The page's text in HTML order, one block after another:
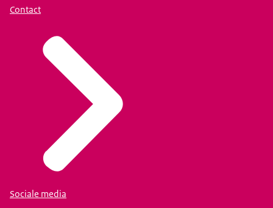
Contact
Sociale media